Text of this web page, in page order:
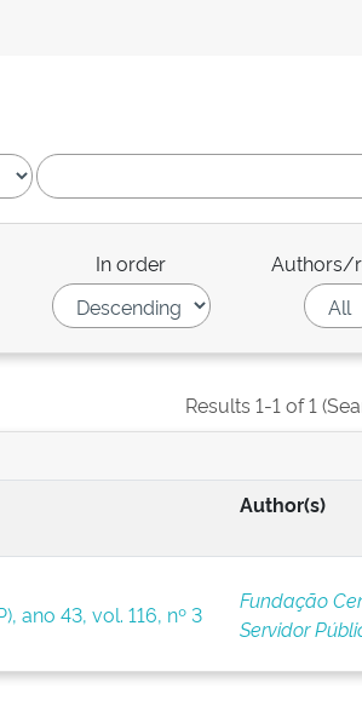
In order Authors/
Results 1-1 of 1
Author(s)
ano 43, vol. 116, nº 3
Fundação
Servidor